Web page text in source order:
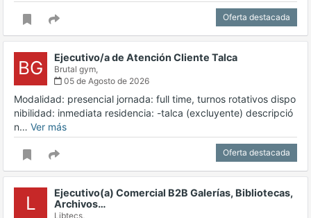
Oferta destacada
BG Ejecutivo/a de Atención Cliente Talca
Brutal gym,
05 de Agosto de 2026
Modalidad: presencial jornada: full time, turnos rotativos dispo
nibilidad: inmediata residencia: -talca (excluyente) descripció
n… Ver más
Oferta destacada
L
Ejecutivo(a) Comercial B2B Galerías, Bibliotecas,
Archivos…
Libtecs,